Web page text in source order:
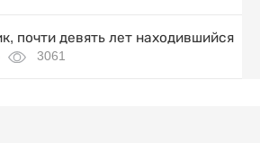
почти девять лет находившийся
3061